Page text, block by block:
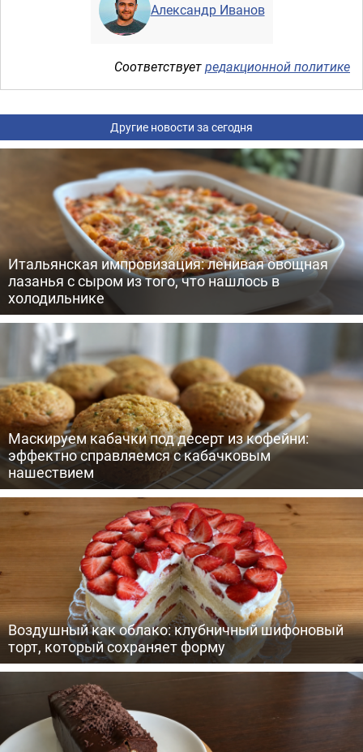
Александр Иванов
Соответствуетредакционной политике
Другие новости за сегодня
Итальянская импровизация: ленивая овощная
лазанья с сыром из того, что нашлось в
холодильнике
Маскируем кабачки под десерт из кофейни:
эффектно справляемся с кабачковым
нашествием
Воздушный как облако: клубничный шифоновый
торт, который сохраняет форму